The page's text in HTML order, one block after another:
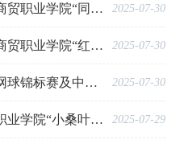
根“西向”沃土，同心书写时代答卷 2025-07-30
红心筑梦乡野间，柚香浸润振兴路 2025-07-30
长杯” 网球赛首次落户江西 2025-07-30
队开展“三下乡”实践活动 2025-07-29